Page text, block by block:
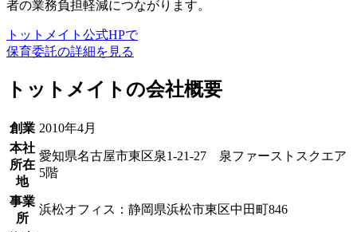
者の業務負担軽減につながります。
トットメイト公式HPで
保育委託の詳細を見る
トットメイトの会社概要
創業 2010年4月
本社
所在
地
愛知県名古屋市東区泉1-21-27 泉ファーストスクエア
5階
事業
所
浜松オフィス：静岡県浜松市東区中田町846